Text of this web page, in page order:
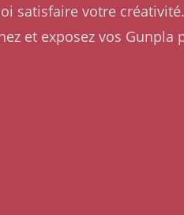
satisfaire votre
et exposez vos